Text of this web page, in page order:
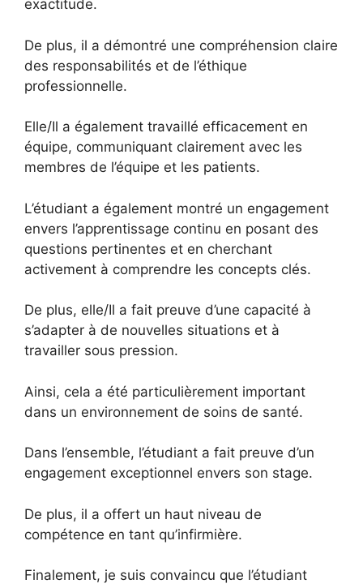
exactitude.
De plus, il a démontré une compréhension claire
des responsabilités et de l’éthique
professionnelle.
Elle/Il a également travaillé efficacement en
équipe, communiquant clairement avec les
membres de l’équipe et les patients.
L’étudiant a également montré un engagement
envers l’apprentissage continu en posant des
questions pertinentes et en cherchant
activement à comprendre les concepts clés.
De plus, elle/Il a fait preuve d’une capacité à
s’adapter à de nouvelles situations et à
travailler sous pression.
Ainsi, cela a été particulièrement important
dans un environnement de soins de santé.
Dans l’ensemble, l’étudiant a fait preuve d’un
engagement exceptionnel envers son stage.
De plus, il a offert un haut niveau de
compétence en tant qu’infirmière.
Finalement, je suis convaincu que l’étudiant